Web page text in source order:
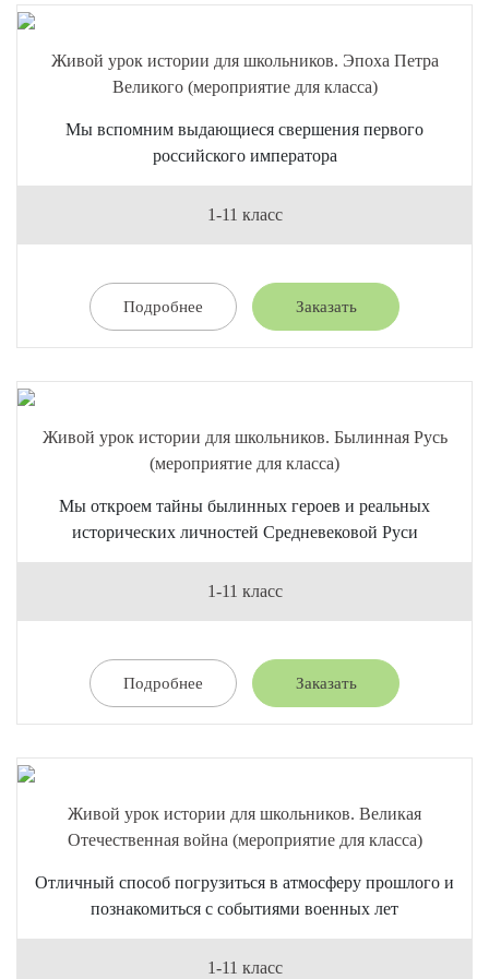
Живой урок истории для школьников. Эпоха Петра
Великого (мероприятие для класса)
Мы вспомним выдающиеся свершения первого
российского императора
1-11 класс
Подробнее Заказать
Живой урок истории для школьников. Былинная Русь
(мероприятие для класса)
Мы откроем тайны былинных героев и реальных
исторических личностей Средневековой Руси
1-11 класс
Подробнее Заказать
Живой урок истории для школьников. Великая
Отечественная война (мероприятие для класса)
Отличный способ погрузиться в атмосферу прошлого и
познакомиться с событиями военных лет
1-11 класс